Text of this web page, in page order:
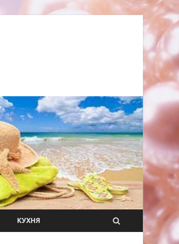
КУХНЯ